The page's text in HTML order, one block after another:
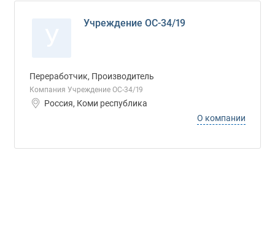
Учреждение ОС-34/19
Переработчик, Производитель
Компания Учреждение ОС-34/19
Россия, Коми республика
О компании